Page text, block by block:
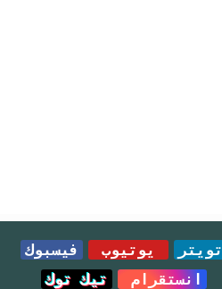
تويتر يوتيوب
فيسبوك
انستقرام
تيك توك